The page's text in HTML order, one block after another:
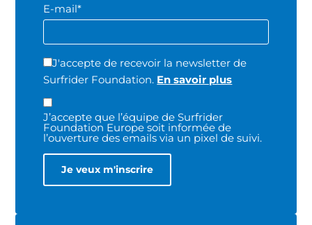
E-mail*
J'accepte de recevoir la newsletter de
Surfrider Foundation. En savoir plus
J’accepte que l’équipe de Surfrider
Foundation Europe soit informée de
l’ouverture des emails via un pixel de suivi.